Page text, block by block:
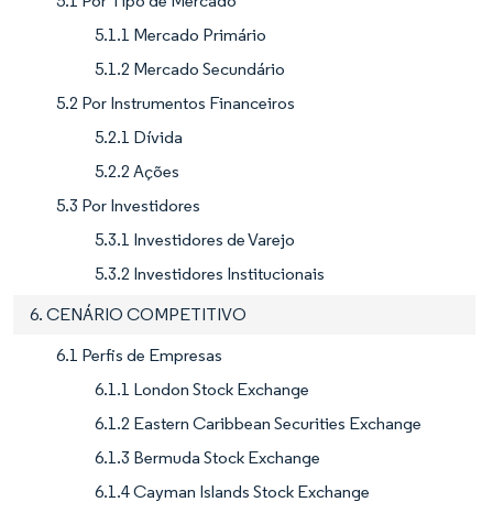
5.1.1 Mercado Primário
5.1.2 Mercado Secundário
5.2 Por Instrumentos Financeiros
5.2.1 Dívida
5.2.2 Ações
5.3 Por Investidores
5.3.1 Investidores de Varejo
5.3.2 Investidores Institucionais
6. CENÁRIO COMPETITIVO
6.1 Perfis de Empresas
6.1.1 London Stock Exchange
6.1.2 Eastern Caribbean Securities Exchange
6.1.3 Bermuda Stock Exchange
6.1.4 Cayman Islands Stock Exchange